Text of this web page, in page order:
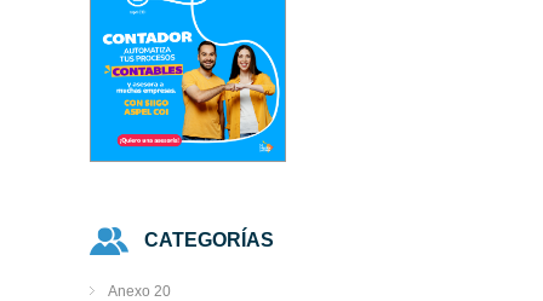
CATEGORÍAS
Anexo 20